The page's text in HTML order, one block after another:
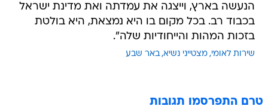
הנעשה בארץ, וייצגה את עמדתה ואת מדינת ישראל
בכבוד רב. בכל מקום בו היא נמצאת, היא בולטת
בזכות המהות והייחודיות שלה".
שירות לאומי מצטייני נשיא באר שבע
טרם התפרסמו תגובות